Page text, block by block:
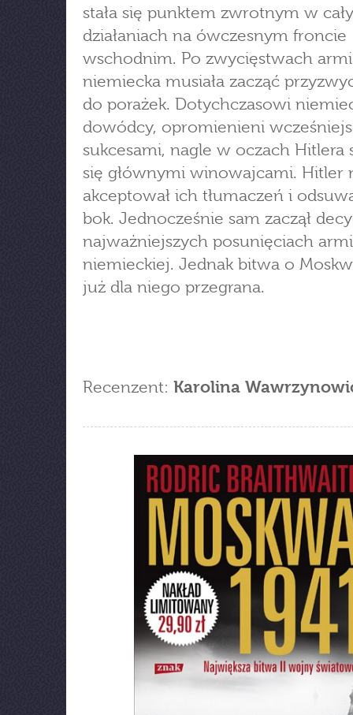
stała się punktem zwrotnym w
działaniach na ówczesnym froncie
wschodnim. Po zwycięstwach
niemiecka musiała zacząć
do porażek. Dotychczasowi
dowódcy, opromienieni
sukcesami, nagle w oczach Hitlera
się głównymi winowajcami. Hitler
akceptował ich tłumaczeń i
bok. Jednocześnie sam zaczął
najważniejszych posunięciach
niemieckiej. Jednak bitwa o
już dla niego przegrana.
Recenzent: Karolina